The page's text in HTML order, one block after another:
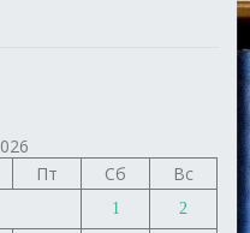
Пт Сб Вс
1 2